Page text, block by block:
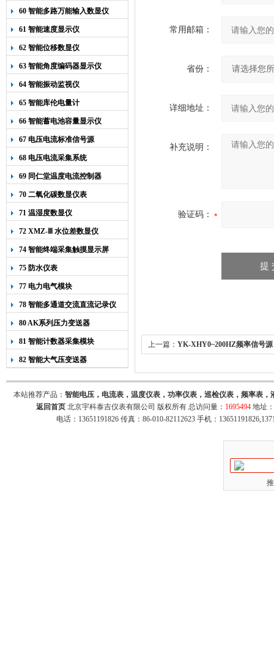
60 智能多路万能输入数显仪
61 智能速度显示仪
62 智能位移数显仪
63 智能角度编码器显示仪
64 智能振动监视仪
65 智能库伦电量计
66 智能蓄电池容量显示仪
67 电压电流标准信号源
68 电压电流采集系统
69 同仁堂温度电流控制器
70 二氧化碳数显仪表
71 温湿度数显仪
72 XMZ-Ⅲ 水位差数显仪
74 智能终端采集触摸显示屏
75 防水仪表
77 电力电气模块
78 智能多通道交流直流记录仪
80 AK系列压力变送器
81 智能计数器采集模块
82 智能大气压变送器
常用邮箱：
省份：
详细地址：
补充说明：
验证码：
上一篇： YK-XHY0~200HZ频率信号源
本站推荐产品： 智能电压，电流表，温度仪表，功率仪表，巡检仪表，频率表
返回首页 北京宇科泰吉仪表有限公司 版权所有 总访问量： 1695494 地址
电话：13651191826 传真：86-010-82112623 手机：